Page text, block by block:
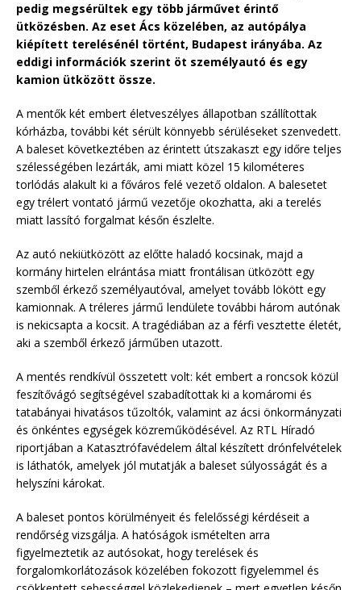
pedig megsérültek egy több járművet érintő
ütközésben. Az eset Ács közelében, az autópálya
kiépített terelésénél történt, Budapest irányába. Az
eddigi információk szerint öt személyautó és egy
kamion ütközött össze.
A mentők két embert életveszélyes állapotban szállítottak
kórházba, további két sérült könnyebb sérüléseket szenvedett.
A baleset következtében az érintett útszakaszt egy időre teljes
szélességében lezárták, ami miatt közel 15 kilométeres
torlódás alakult ki a főváros felé vezető oldalon. A balesetet
egy trélert vontató jármű vezetője okozhatta, aki a terelés
miatt lassító forgalmat későn észlelte.
Az autó nekiütközött az előtte haladó kocsinak, majd a
kormány hirtelen elrántása miatt frontálisan ütközött egy
szemből érkező személyautóval, amelyet tovább lökött egy
kamionnak. A tréleres jármű lendülete további három autónak
is nekicsapta a kocsit. A tragédiában az a férfi vesztette életét,
aki a szemből érkező járműben utazott.
A mentés rendkívül összetett volt: két embert a roncsok közül
feszítővágó segítségével szabadítottak ki a komáromi és
tatabányai hivatásos tűzoltók, valamint az ácsi önkormányzati
és önkéntes egységek közreműködésével. Az RTL Híradó
riportjában a Katasztrófavédelem által készített drónfelvételek
is láthatók, amelyek jól mutatják a baleset súlyosságát és a
helyszíni károkat.
A baleset pontos körülményeit és felelősségi kérdéseit a
rendőrség vizsgálja. A hatóságok ismételten arra
figyelmeztetik az autósokat, hogy terelések és
forgalomkorlátozások közelében fokozott figyelemmel és